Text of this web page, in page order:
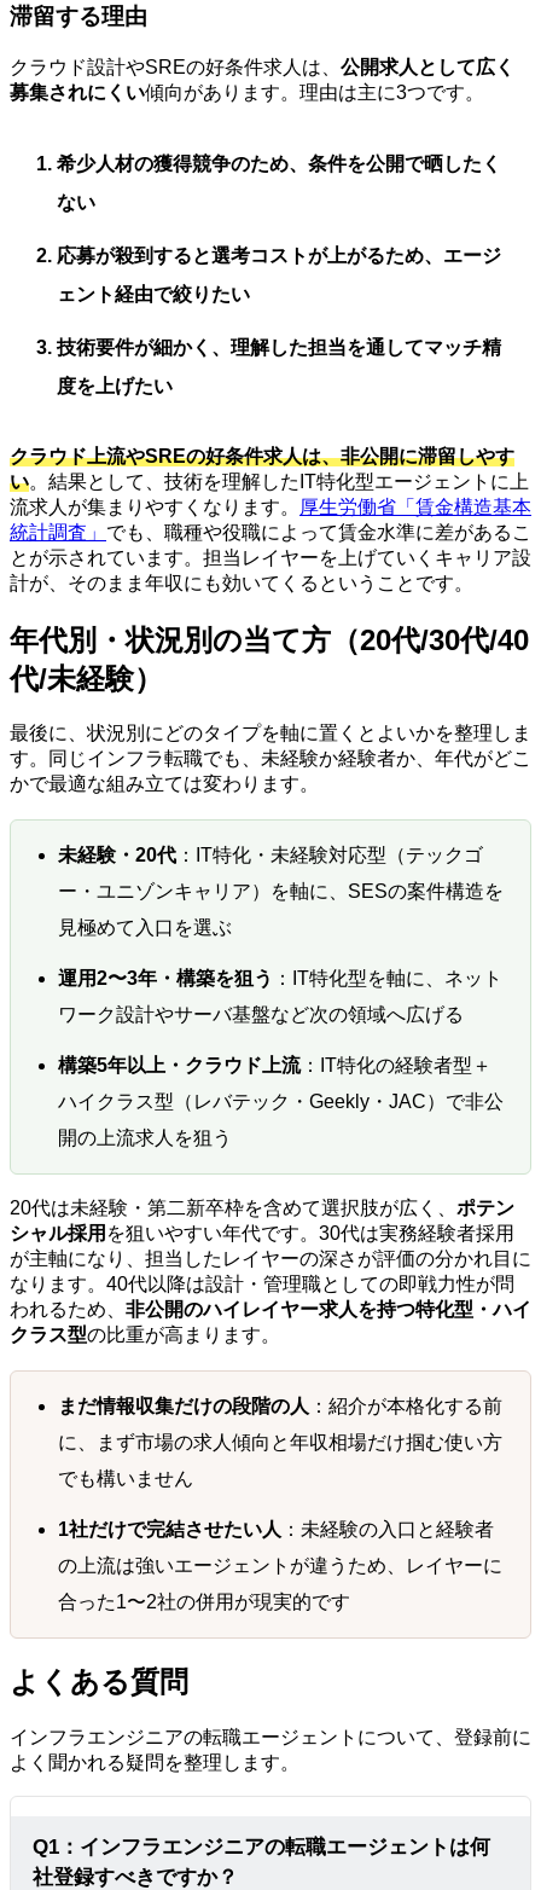
滞留する理由
クラウド設計やSREの好条件求人は、 公開求人として広く
募集されにくい傾向があります。理由は主に3つです。
希少人材の獲得競争のため、条件を公開で晒したく
ない
応募が殺到すると選考コストが上がるため、エージ
ェント経由で絞りたい
技術要件が細かく、理解した担当を通してマッチ精
度を上げたい
クラウド上流やSREの好条件求人は、非公開に滞留しやす
い。結果として、技術を理解したIT特化型エージェントに上
流求人が集まりやすくなります。
厚生労働省「賃金構造基本
統計調査」 でも、職種や役職によって賃金水準に差があるこ
とが示されています。担当レイヤーを上げていくキャリア設
計が、そのまま年収にも効いてくるということです。
年代別・状況別の当て方（20代/30代/40
代/未経験）
最後に、状況別にどのタイプを軸に置くとよいかを整理しま
す。同じインフラ転職でも、未経験か経験者か、年代がどこ
かで最適な組み立ては変わります。
未経験・20代：IT特化・未経験対応型（テックゴ
ー・ユニゾンキャリア）を軸に、SESの案件構造を
見極めて入口を選ぶ
運用2〜3年・構築を狙う ：IT特化型を軸に、ネット
ワーク設計やサーバ基盤など次の領域へ広げる
構築5年以上・クラウド上流：IT特化の経験者型＋
ハイクラス型（レバテック・Geekly・JAC）で非公
開の上流求人を狙う
20代は未経験・第二新卒枠を含めて選択肢が広く、 ポテン
シャル採用 を狙いやすい年代です。30代は実務経験者採用
が主軸になり、担当したレイヤーの深さが評価の分かれ目に
なります。40代以降は設計・管理職としての即戦力性が問
われるため、 非公開のハイレイヤー求人を持つ特化型・ハイ
クラス型の比重が高まります。
まだ情報収集だけの段階の人 ：紹介が本格化する前
に、まず市場の求人傾向と年収相場だけ掴む使い方
でも構いません
1社だけで完結させたい人 ：未経験の入口と経験者
の上流は強いエージェントが違うため、レイヤーに
合った1〜2社の併用が現実的です
よくある質問
インフラエンジニアの転職エージェントについて、登録前に
よく聞かれる疑問を整理します。
Q1：インフラエンジニアの転職エージェントは何
社登録すべきですか？